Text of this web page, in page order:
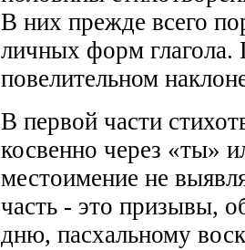
В них прежде всего
личных форм глагола.
повелительном
В первой части
косвенно через «ты»
местоимение не
часть - это призывы,
дню, пасхальному